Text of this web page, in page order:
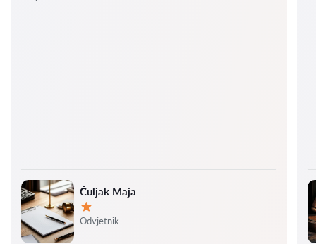
Čuljak Maja
Ocjena:
Odvjetnik